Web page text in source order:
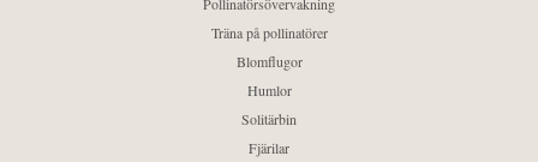
Träna på pollinatörer
Blomflugor
Humlor
Solitärbin
Fjärilar